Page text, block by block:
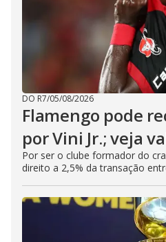
DO R7/05/08/2026
Flamengo pode
por Vini Jr.; veja
Por ser o clube formador do
direito a 2,5% da transação